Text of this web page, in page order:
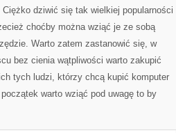
dziwić się tak wielkiej popularności
choćby można wziąć je ze sobą
Warto zatem zastanowić się, w
bez cienia wątpliwości warto zakupić
tych ludzi, którzy chcą kupić komputer
warto wziąć pod uwagę to by